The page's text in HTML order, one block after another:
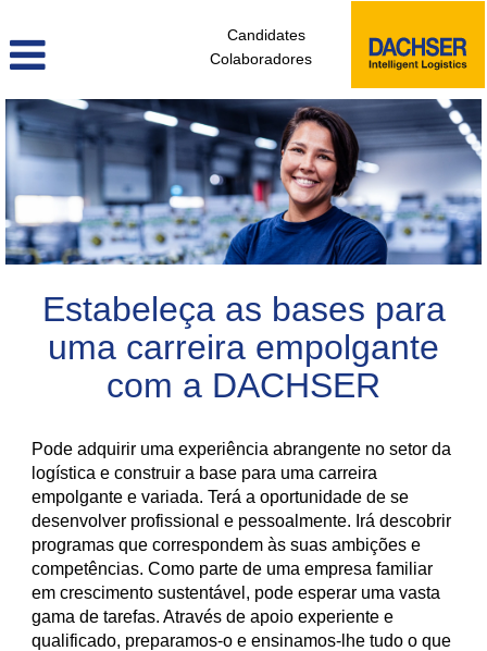
Candidates
Colaboradores
colaboradores_sem_experiencia_pt
Estabeleça as bases para
uma carreira empolgante
com a DACHSER
Pode adquirir uma experiência abrangente no setor da
logística e construir a base para uma carreira
empolgante e variada. Terá a oportunidade de se
desenvolver profissional e pessoalmente. Irá descobrir
programas que correspondem às suas ambições e
competências. Como parte de uma empresa familiar
em crescimento sustentável, pode esperar uma vasta
gama de tarefas. Através de apoio experiente e
qualificado, preparamos-o e ensinamos-lhe tudo o que